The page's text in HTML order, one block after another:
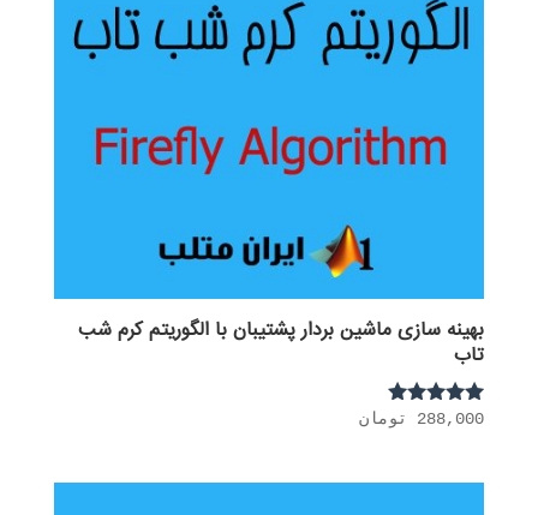
بهینه سازی ماشین بردار پشتیبان با الگوریتم کرم شب
تاب
نمره
288,000 تومان